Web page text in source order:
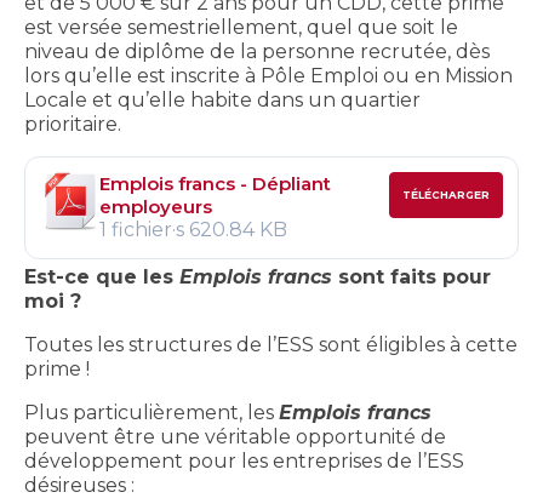
est versée semestriellement, quel que soit le
niveau de diplôme de la personne recrutée, dès
lors qu’elle est inscrite à Pôle Emploi ou en Mission
Locale et qu’elle habite dans un quartier
prioritaire.
Emplois francs - Dépliant
employeurs
1 fichier·s 620.84 KB
TÉLÉCHARGER
Est-ce que les Emplois francs sont faits pour
moi ?
Toutes les structures de l’ESS sont éligibles à cette
prime !
Plus particulièrement, les Emplois francs
peuvent être une véritable opportunité de
développement pour les entreprises de l’ESS
désireuses :